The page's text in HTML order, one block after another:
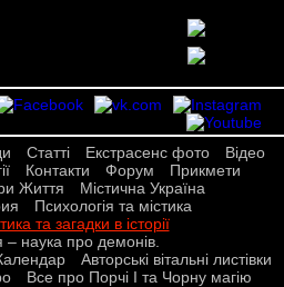
Статті Екстрасенс фото
Відео
Контакти Форум
Прикмети
Життя
Містична Україна
Психологія та містика
та загадки в історії
– наука про демонів.
Авторські вітальні листівки
Все про Порчі І та Чорну магію